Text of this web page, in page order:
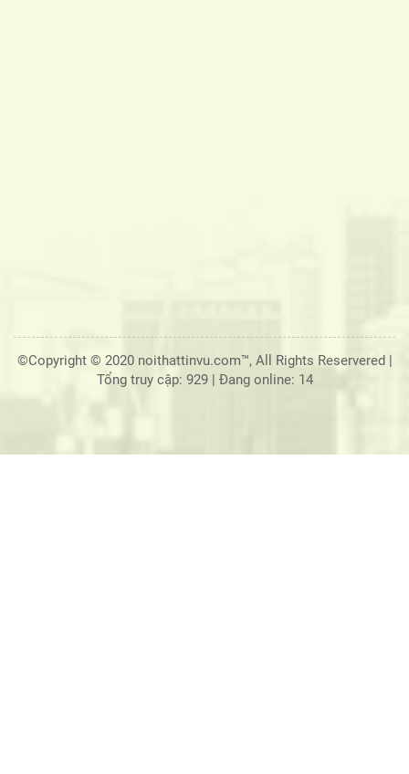
©Copyright © 2020 noithattinvu.com™, All Rights Reservered |
Tổng truy cập: 929| Đang online: 14